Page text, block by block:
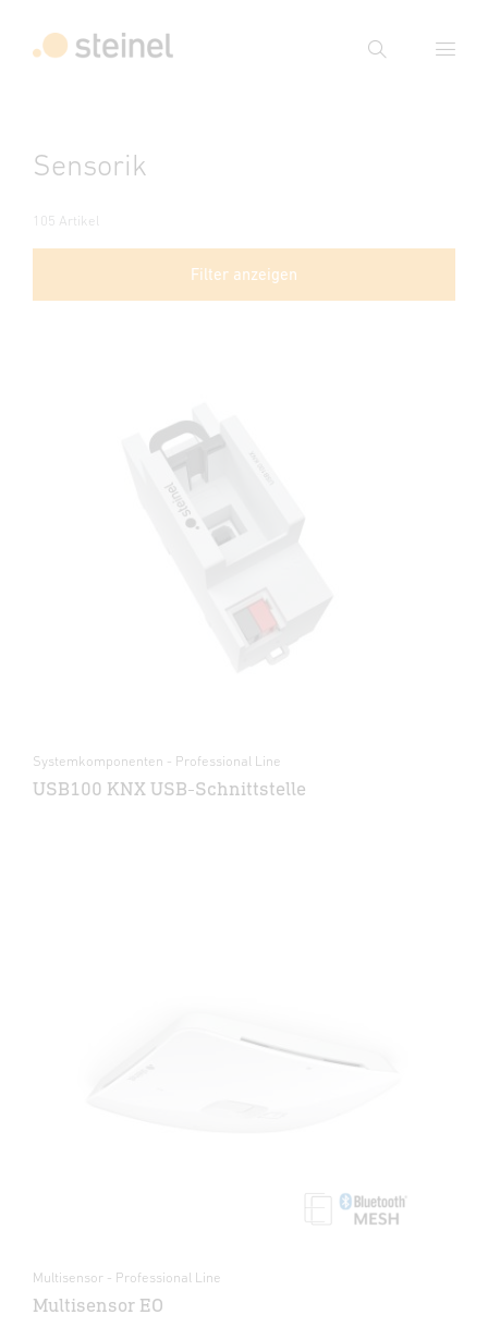
Suche
Suche
Sensorik
105 Artikel
Filter anzeigen
Systemkomponenten - Professional Line
USB100 KNX USB-Schnittstelle
Multisensor - Professional Line
Multisensor EO